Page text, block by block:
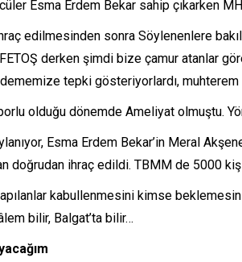
Esma Erdem Bekar sahip çıkarken
edilmesinden sonra Söylenenlere
derken şimdi bize çamur atanlar
tepki gösteriyorlardı, muhterem
olduğu dönemde Ameliyat olmuştu.
Esma Erdem Bekar’in Meral
doğrudan ihraç edildi. TBMM de 5000
kabullenmesini kimse
bilir, Balgat’ta bilir…